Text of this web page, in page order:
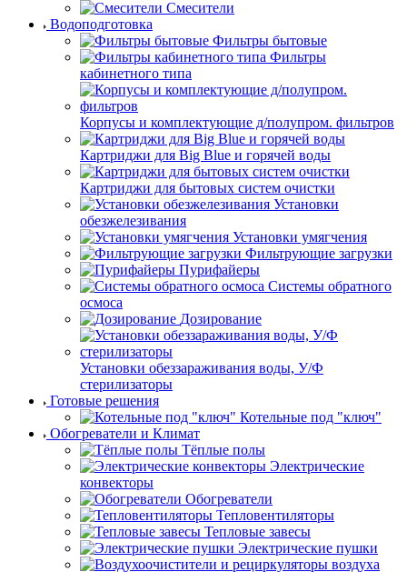
Смесители
Водоподготовка
Фильтры бытовые
Фильтры
кабинетного типа
Корпусы и комплектующие д/полупром. фильтров
Картриджи для Big Blue и горячей воды
Картриджи для бытовых систем очистки
Установки
обезжелезивания
Установки умягчения
Фильтрующие загрузки
Пурифайеры
Системы обратного
осмоса
Дозирование
Установки обеззараживания воды, У/Ф
стерилизаторы
Готовые решения
Котельные под "ключ"
Обогреватели и Климат
Тёплые полы
Электрические
конвекторы
Обогреватели
Тепловентиляторы
Тепловые завесы
Электрические пушки